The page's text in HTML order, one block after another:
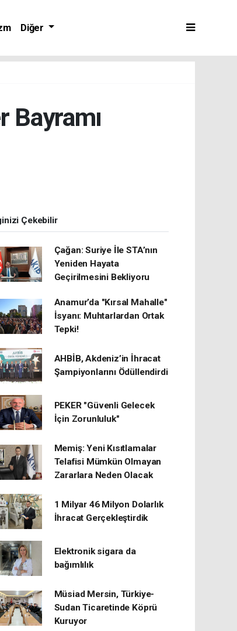
Diğer
Bayramı
Çekebilir
Çağan: Suriye İle STA’nın
Yeniden Hayata
Geçirilmesini Bekliyoru
Anamur’da "Kırsal Mahalle"
İsyanı: Muhtarlardan Ortak
Tepki!
AHBİB, Akdeniz’in İhracat
Şampiyonlarını Ödüllendirdi
PEKER "Güvenli Gelecek
İçin Zorunluluk"
Memiş: Yeni Kısıtlamalar
Telafisi Mümkün Olmayan
Zararlara Neden Olacak
1 Milyar 46 Milyon Dolarlık
İhracat Gerçekleştirdik
Elektronik sigara da
bağımlılık
Müsiad Mersin, Türkiye-
Sudan Ticaretinde Köprü
Kuruyor